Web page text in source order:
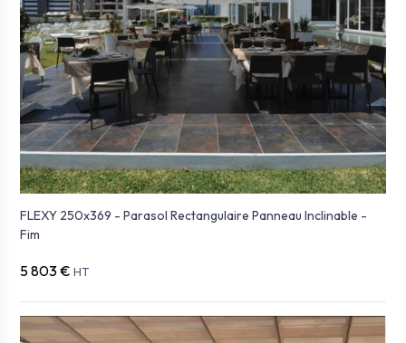
FLEXY 250x369 - Parasol Rectangulaire Panneau Inclinable -
Fim
5 803 € HT